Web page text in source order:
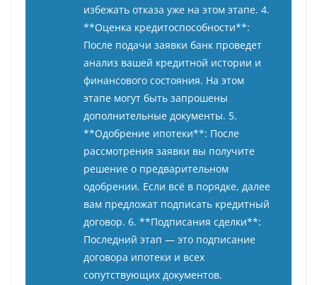
избежать отказа уже на этом этапе. 4.
**Оценка кредитоспособности**:
После подачи заявки банк проведет
анализ вашей кредитной истории и
финансового состояния. На этом
этапе могут быть запрошены
дополнительные документы. 5.
**Одобрение ипотеки**: После
рассмотрения заявки вы получите
решение о предварительном
одобрении. Если всё в порядке, далее
вам предложат подписать кредитный
договор. 6. **Подписания сделки**:
Последний этап — это подписание
договора ипотеки и всех
сопутствующих документов.